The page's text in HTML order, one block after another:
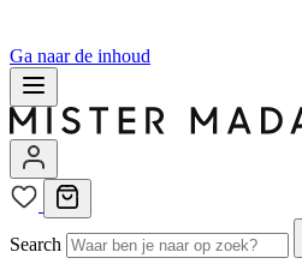
Ga naar de inhoud
Search